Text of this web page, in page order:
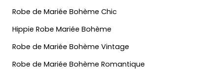
Robe de Mariée Bohème Chic
Hippie Robe Mariée Bohème
Robe de Mariée Bohème Vintage
Robe de Mariée Bohème Romantique